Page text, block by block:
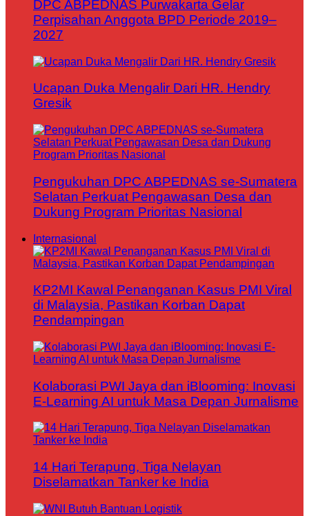
DPC ABPEDNAS Purwakarta Gelar
Perpisahan Anggota BPD Periode 2019–
2027
Ucapan Duka Mengalir Dari HR. Hendry
Gresik
Pengukuhan DPC ABPEDNAS se-Sumatera
Selatan Perkuat Pengawasan Desa dan
Dukung Program Prioritas Nasional
Internasional
KP2MI Kawal Penanganan Kasus PMI Viral
di Malaysia, Pastikan Korban Dapat
Pendampingan
Kolaborasi PWI Jaya dan iBlooming: Inovasi
E-Learning AI untuk Masa Depan Jurnalisme
14 Hari Terapung, Tiga Nelayan
Diselamatkan Tanker ke India